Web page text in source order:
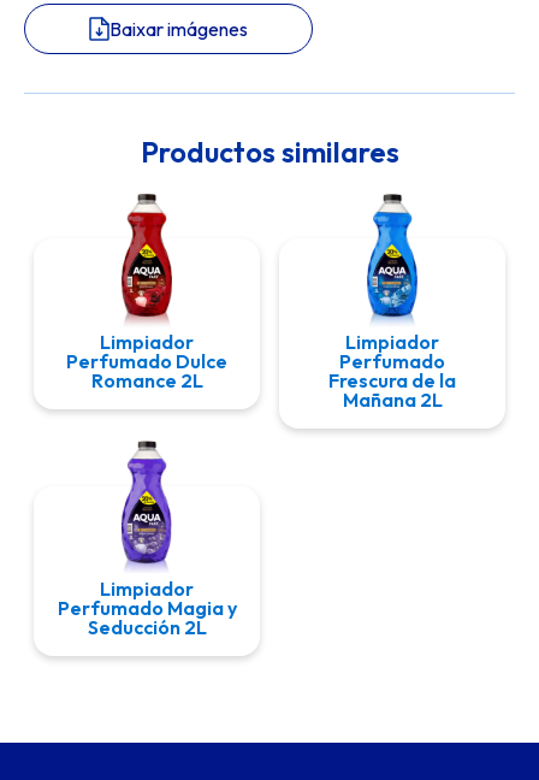
Baixar imágenes
Productos similares
Limpiador
Perfumado Dulce
Romance 2L
Limpiador
Perfumado
Frescura de la
Mañana 2L
Limpiador
Perfumado Magia y
Seducción 2L